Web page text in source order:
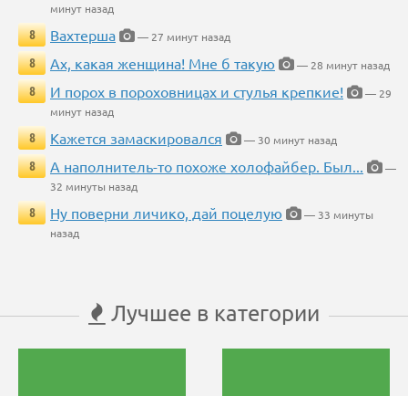
минут назад
8
Вахтерша
— 27 минут назад
8
Ах, какая женщина! Мне б такую
— 28 минут назад
8
И порох в пороховницах и стулья крепкие!
— 29
минут назад
8
Кажется замаскировался
— 30 минут назад
8
А наполнитель-то похоже холофайбер. Был...
—
32 минуты назад
8
Ну поверни личико, дай поцелую
— 33 минуты
назад
Лучшее в категории